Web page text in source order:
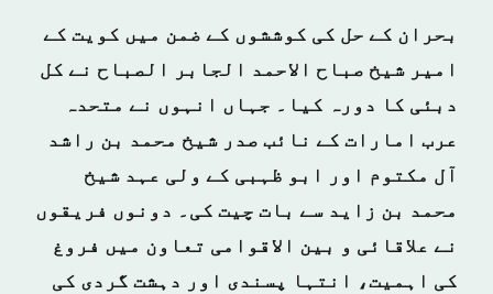
بحران کے حل کی کوششوں کے ضمن میں کویت کے
امیر شیخ صباح الاحمد الجابر الصباح نے کل
دبئی کا دورہ کیا۔ جہاں انہوں نے متحدہ
عرب امارات کے نائب صدر شیخ محمد بن راشد
آل مکتوم اور ابو ظہبی کے ولی عہد شیخ
محمد بن زاید سے بات چیت کی۔ دونوں فریقوں
نے علاقائی و بین الاقوامی تعاون میں فروغ
کی اہمیت، انتہا پسندی اور دہشت گردی کی